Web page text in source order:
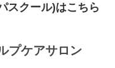
スクール)はこちら